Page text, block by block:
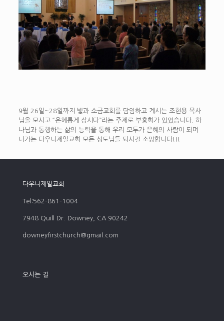
9월 26일~28일까지 빛과 소금교회를 담임하고 계시는 조현용 목사
님을 모시고 “은혜롭게 삽시다”라는 주제로 부흥회가 있었습니다. 하
나님과 동행하는 삶의 능력을 통해 우리 모두가 은혜의 사람이 되며
나가는 다우니제일교회 모든 성도님들 되시길 소망합니다!!!
다우니제일교회
Tel:562-861-1004
7948 Quill Dr. Downey, CA 90242
downeyfirstchurch@gmail.com
오시는 길